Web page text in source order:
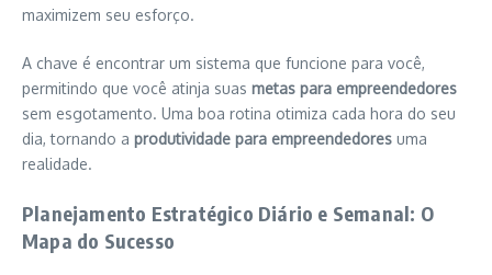
maximizem seu esforço.
A chave é encontrar um sistema que funcione para você,
permitindo que você atinja suas metas para empreendedores
sem esgotamento. Uma boa rotina otimiza cada hora do seu
dia, tornando a produtividade para empreendedores uma
realidade.
Planejamento Estratégico Diário e Semanal: O
Mapa do Sucesso